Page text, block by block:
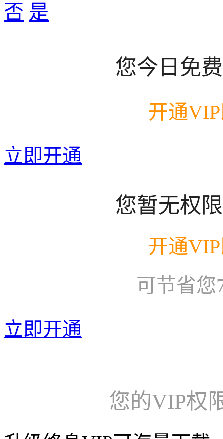
否 是
您今日免
开通
立即开通
您暂无权
开通
可节省您
立即开通
您的VIP权